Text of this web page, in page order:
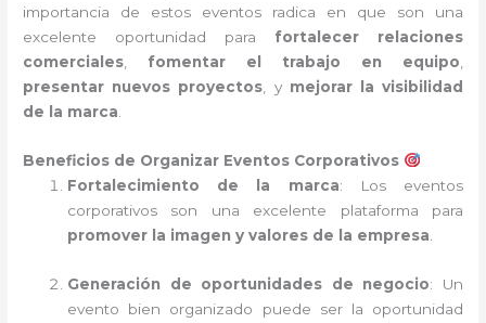
importancia de estos eventos radica en que son una
excelente oportunidad para fortalecer relaciones
comerciales
fomentar el trabajo en equipo
presentar nuevos proyectos , y mejorar la visibilidad
de la marca
Beneficios de Organizar Eventos Corporativos
Fortalecimiento de la marca: Los eventos
corporativos son una excelente plataforma para
promover la imagen y valores de la empresa
Generación de oportunidades de negocio: Un
evento bien organizado puede ser la oportunidad